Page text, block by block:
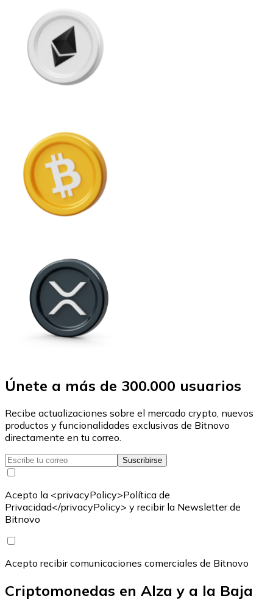
Únete a más de 300.000 usuarios
Recibe actualizaciones sobre el mercado crypto, nuevos
productos y funcionalidades exclusivas de Bitnovo
directamente en tu correo.
Suscribirse
Acepto la <privacyPolicy>Política de
Privacidad</privacyPolicy> y recibir la Newsletter de
Bitnovo
Acepto recibir comunicaciones comerciales de Bitnovo
Criptomonedas en Alza y a la Baja